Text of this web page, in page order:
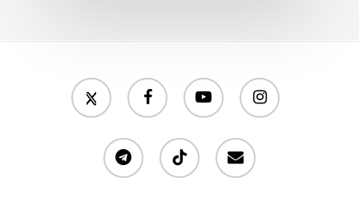
twitter facebook youtube instagram
telegram tiktok email